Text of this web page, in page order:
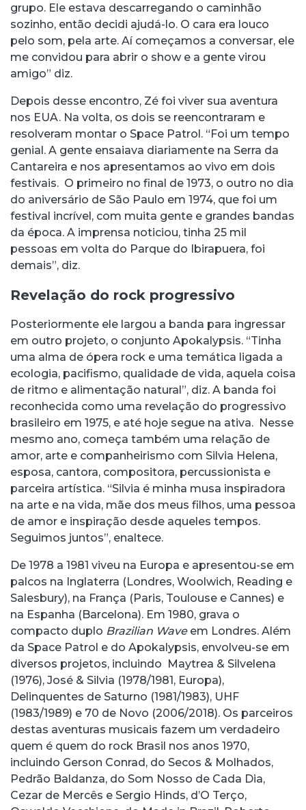
grupo. Ele estava descarregando o caminhão
sozinho, então decidi ajudá-lo. O cara era louco
pelo som, pela arte. Aí começamos a conversar, ele
me convidou para abrir o show e a gente virou
amigo” diz.
Depois desse encontro, Zé foi viver sua aventura
nos EUA. Na volta, os dois se reencontraram e
resolveram montar o Space Patrol. “Foi um tempo
genial. A gente ensaiava diariamente na Serra da
Cantareira e nos apresentamos ao vivo em dois
festivais. O primeiro no final de 1973, o outro no dia
do aniversário de São Paulo em 1974, que foi um
festival incrível, com muita gente e grandes bandas
da época. A imprensa noticiou, tinha 25 mil
pessoas em volta do Parque do Ibirapuera, foi
demais”, diz.
Revelação do rock progressivo
Posteriormente ele largou a banda para ingressar
em outro projeto, o conjunto Apokalypsis. “Tinha
uma alma de ópera rock e uma temática ligada a
ecologia, pacifismo, qualidade de vida, aquela coisa
de ritmo e alimentação natural”, diz. A banda foi
reconhecida como uma revelação do progressivo
brasileiro em 1975, e até hoje segue na ativa. Nesse
mesmo ano, começa também uma relação de
amor, arte e companheirismo com Silvia Helena,
esposa, cantora, compositora, percussionista e
parceira artística. “Silvia é minha musa inspiradora
na arte e na vida, mãe dos meus filhos, uma pessoa
de amor e inspiração desde aqueles tempos.
Seguimos juntos”, enaltece.
De 1978 a 1981 viveu na Europa e apresentou-se em
palcos na Inglaterra (Londres, Woolwich, Reading e
Salesbury), na França (Paris, Toulouse e Cannes) e
na Espanha (Barcelona). Em 1980, grava o
compacto duplo Brazilian Waveem Londres. Além
da Space Patrol e do Apokalypsis, envolveu-se em
diversos projetos, incluindo Maytrea & Silvelena
(1976), José & Silvia (1978/1981, Europa),
Delinquentes de Saturno (1981/1983), UHF
(1983/1989) e 70 de Novo (2006/2018). Os parceiros
destas aventuras musicais fazem um verdadeiro
quem é quem do rock Brasil nos anos 1970,
incluindo Gerson Conrad, do Secos & Molhados,
Pedrão Baldanza, do Som Nosso de Cada Dia,
Cezar de Mercês e Sergio Hinds, d’O Terço,